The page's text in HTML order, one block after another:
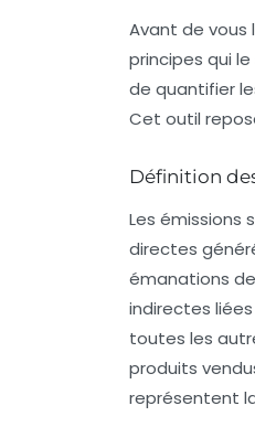
Avant de vous
principes qui
de quantifier
Cet outil
Définition
Les émissions
directes
émanations
indirectes
toutes les
produits
représentent